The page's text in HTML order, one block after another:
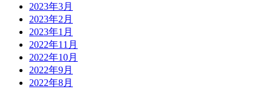
2023年3月
2023年2月
2023年1月
2022年11月
2022年10月
2022年9月
2022年8月